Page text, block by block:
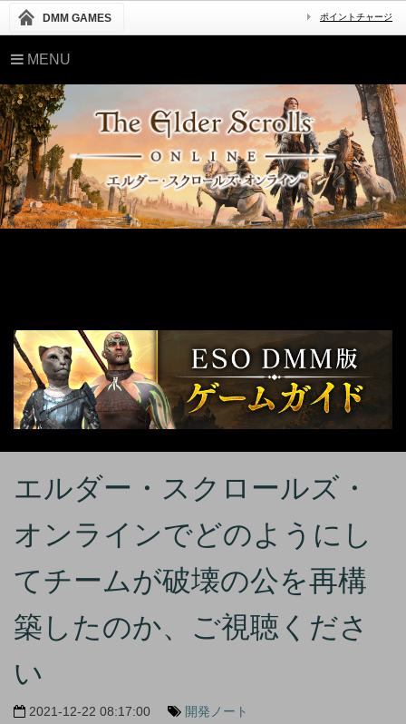
DMM GAMES ポイントチャージ
MENU
エルダー・スクロールズ・
オンラインでどのようにし
てチームが破壊の公を再構
築したのか、ご視聴くださ
い
2021-12-22 08:17:00 開発ノート